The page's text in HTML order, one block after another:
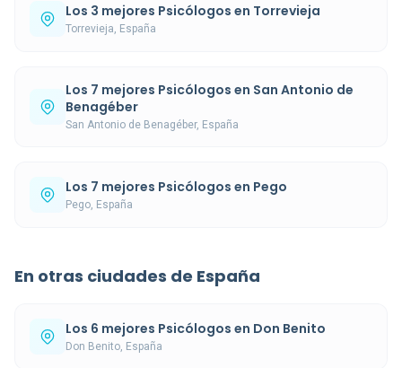
Los 3 mejores Psicólogos en Torrevieja
Torrevieja, España
Los 7 mejores Psicólogos en San Antonio de
Benagéber
San Antonio de Benagéber, España
Los 7 mejores Psicólogos en Pego
Pego, España
En otras ciudades de España
Los 6 mejores Psicólogos en Don Benito
Don Benito, España